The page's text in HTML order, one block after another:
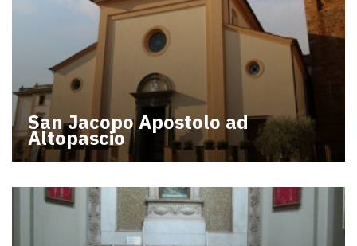
San Jacopo Apostolo ad
Altopascio